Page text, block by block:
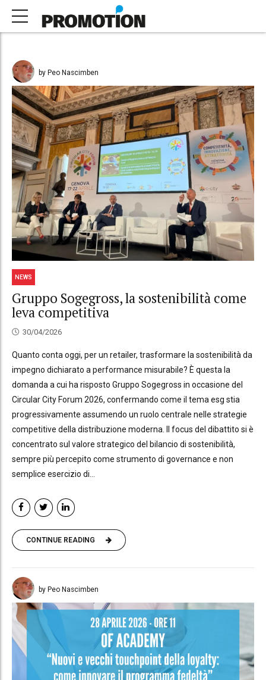
by Peo Nascimben
NEWS
Gruppo Sogegross, la sostenibilità come
leva competitiva
30/04/2026
Quanto conta oggi, per un retailer, trasformare la sostenibilità da
impegno dichiarato a performance misurabile? È questa la
domanda a cui ha risposto Gruppo Sogegross in occasione del
Circular City Forum 2026, confermando come il tema esg stia
progressivamente assumendo un ruolo centrale nelle strategie
competitive della distribuzione moderna. Il focus del dibattito si è
concentrato sul valore strategico del bilancio di sostenibilità,
sempre più percepito come strumento di governance e non
semplice esercizio di...
CONTINUE READING
by Peo Nascimben